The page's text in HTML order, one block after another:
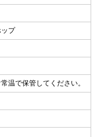
プ
温で保管してください。